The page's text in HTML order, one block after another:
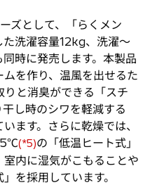
ズとして、「らくメン
洗濯容量12kg、洗濯〜
時に発売します。本製品
を作り、温風を出せるた
と消臭ができる「スチ
し時のシワを軽減する
ます。さらに乾燥では、
(*5)の「低温ヒート式」
内に湿気がこもることや
を採用しています。